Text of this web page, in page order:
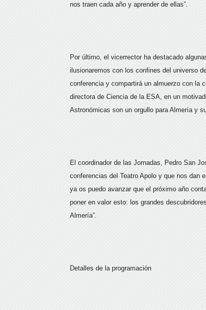
nos traen cada año y aprender de ellas”.
Por último, el vicerrector ha destacado
ilusionaremos con los confines del universo
conferencia y compartirá un almuerzo con la
directora de Ciencia de la ESA, en un
Astronómicas son un orgullo para Almería y
El coordinador de las Jornadas, Pedro San
conferencias del Teatro Apolo y que nos dan
ya os puedo avanzar que el próximo año
poner en valor esto: los grandes
Almería”.
Detalles de la programación